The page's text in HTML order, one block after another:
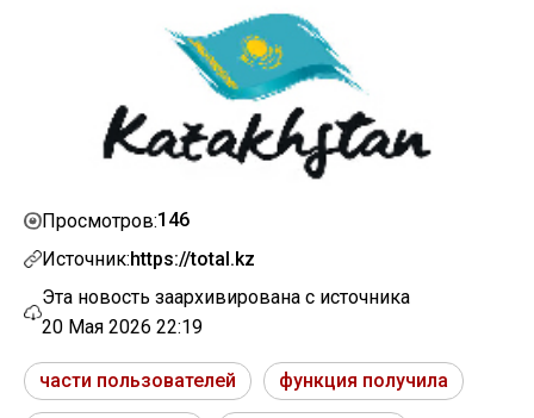
Просмотров:146
Источник:https://total.kz
Эта новость заархивирована с источника
20 Мая 2026 22:19
части пользователей функция получила